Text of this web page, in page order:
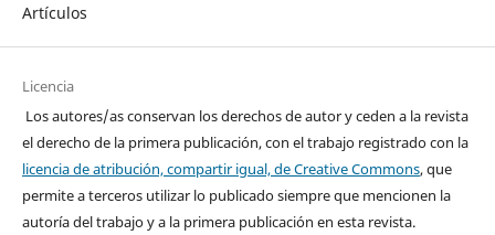
Artículos
Licencia
Los autores/as conservan los derechos de autor y ceden a la revista
el derecho de la primera publicación, con el trabajo registrado con la
licencia de atribución, compartir igual, de Creative Commons, que
permite a terceros utilizar lo publicado siempre que mencionen la
autoría del trabajo y a la primera publicación en esta revista.